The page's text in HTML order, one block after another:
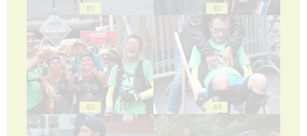
81 82
83 84